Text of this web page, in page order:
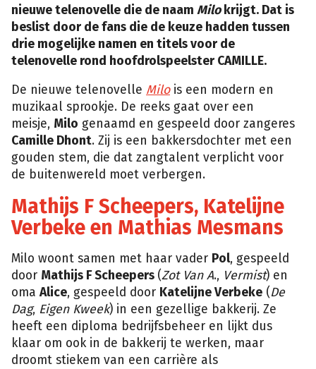
nieuwe telenovelle die de naam Milokrijgt. Dat is
beslist door de fans die de keuze hadden tussen
drie mogelijke namen en titels voor de
telenovelle rond hoofdrolspeelster CAMILLE.
De nieuwe telenovelle Milois een modern en
muzikaal sprookje. De reeks gaat over een
meisje, Milo genaamd en gespeeld door zangeres
Camille Dhont. Zij is een bakkersdochter met een
gouden stem, die dat zangtalent verplicht voor
de buitenwereld moet verbergen.
Mathijs F Scheepers, Katelijne
Verbeke en Mathias Mesmans
Milo woont samen met haar vader Pol, gespeeld
door Mathijs F Scheepers (Zot Van A., Vermist) en
oma Alice, gespeeld door Katelijne Verbeke (De
Dag, Eigen Kweek) in een gezellige bakkerij. Ze
heeft een diploma bedrijfsbeheer en lijkt dus
klaar om ook in de bakkerij te werken, maar
droomt stiekem van een carrière als